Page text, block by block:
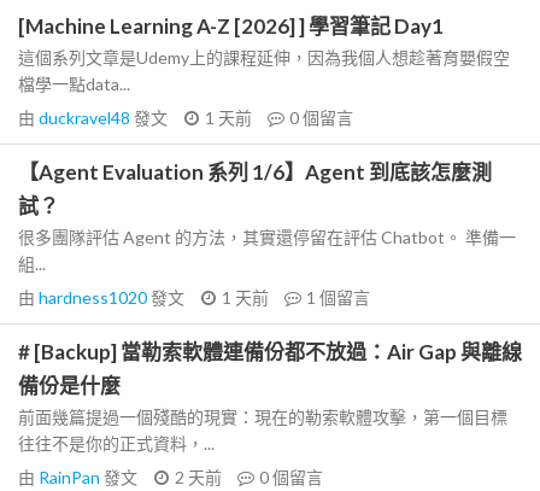
[Machine Learning A-Z [2026] ] 學習筆記 Day1
這個系列文章是Udemy上的課程延伸，因為我個人想趁著育嬰假空
檔學一點data...
由 duckravel48 發文 1 天前 0個留言
【Agent Evaluation 系列 1/6】Agent 到底該怎麼測
試？
很多團隊評估 Agent 的方法，其實還停留在評估 Chatbot。 準備一
組...
由 hardness1020發文 1 天前 1 個留言
# [Backup] 當勒索軟體連備份都不放過：Air Gap 與離線
備份是什麼
前面幾篇提過一個殘酷的現實：現在的勒索軟體攻擊，第一個目標
往往不是你的正式資料，...
由 RainPan 發文 2 天前 0個留言